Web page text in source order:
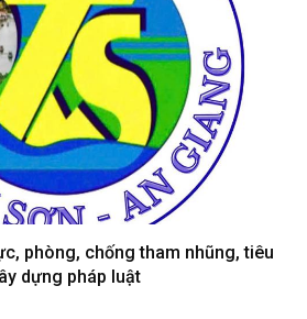
phòng, chống tham nhũng, tiêu
dựng pháp luật